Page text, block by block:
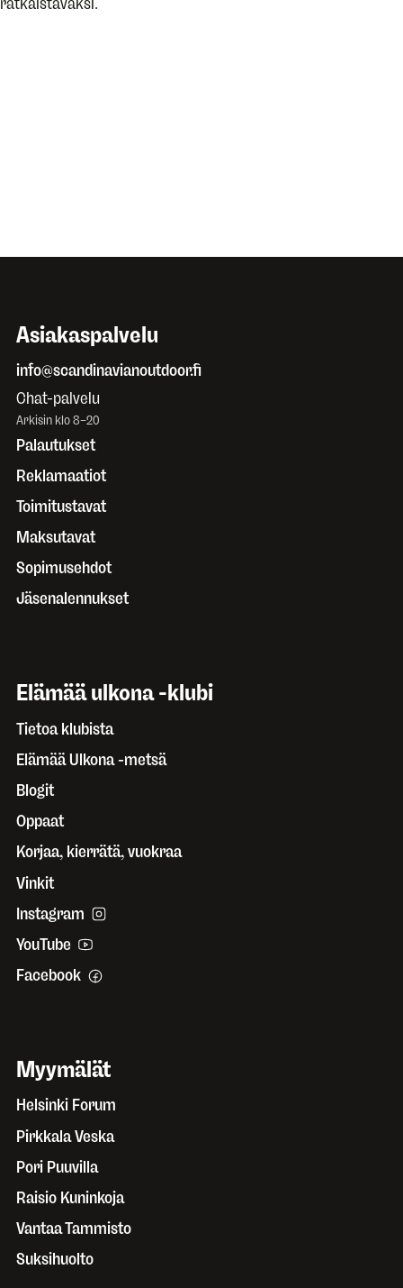
Asiakaspalvelu
info@scandinavianoutdoor.fi
Chat-palvelu
Arkisin klo 8–20
Palautukset
Reklamaatiot
Toimitustavat
Maksutavat
Sopimusehdot
Jäsenalennukset
Elämää ulkona -klubi
Tietoa klubista
Elämää Ulkona -metsä
Blogit
Oppaat
Korjaa, kierrätä, vuokraa
Vinkit
Instagram
YouTube
Facebook
Myymälät
Helsinki Forum
Pirkkala Veska
Pori Puuvilla
Raisio Kuninkoja
Vantaa Tammisto
Suksihuolto